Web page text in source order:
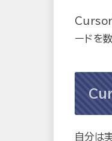
Cursor
ードを
自分は